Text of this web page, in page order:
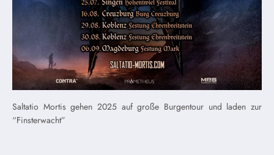
Saltatio Mortis gehen 2025 auf große Burgentour und laden zur
“Finsterwacht”